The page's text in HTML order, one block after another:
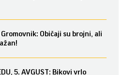
Običaji su brojni, ali
5. AVGUST: Bikovi vrlo